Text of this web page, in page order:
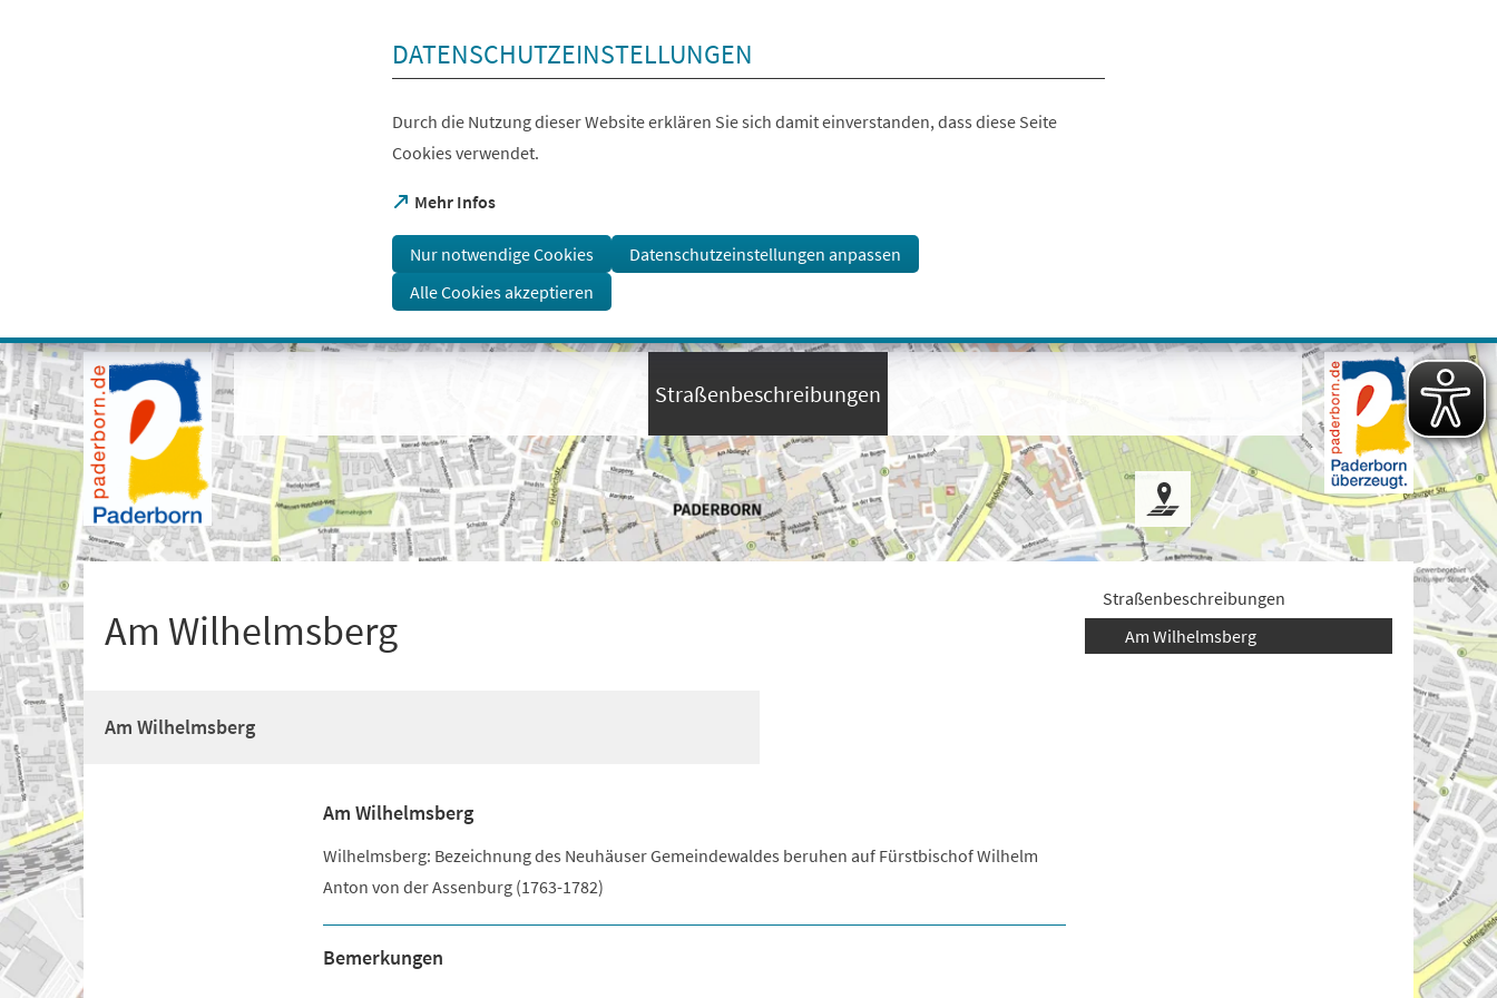
Visuelle
Assistenzsoftware
öffnen.
Mit
der
Tastatur
erreichbar
über
+
DATENSCHUTZEINSTELLUNGEN
Durch die Nutzung dieser Website erklären Sie sich damit einverstanden, dass diese Seite
Cookies verwendet.
Mehr Infos
(Öffnet
einem
neuen
Tab)
Nur notwendige Cookies
Datenschutzeinstellungen anpassen
Alle Cookies akzeptieren
Straßenbeschreibungen
Am Wilhelmsberg
Am Wilhelmsberg
Am Wilhelmsberg
Wilhelmsberg: Bezeichnung des Neuhäuser Gemeindewaldes beruhen auf Fürstbischof Wilhelm
Anton von der Assenburg (1763-1782)
Bemerkungen
Straßenbeschreibungen
Am Wilhelmsberg